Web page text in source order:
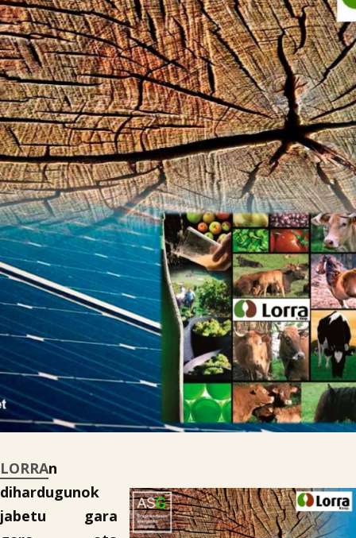
Iragarki-taula
Lursail Market
LORRAn
dihardugunok
jabetu gara